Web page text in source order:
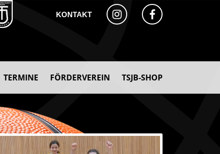
KONTAKT
TERMINE FÖRDERVEREIN TSJB-SHOP